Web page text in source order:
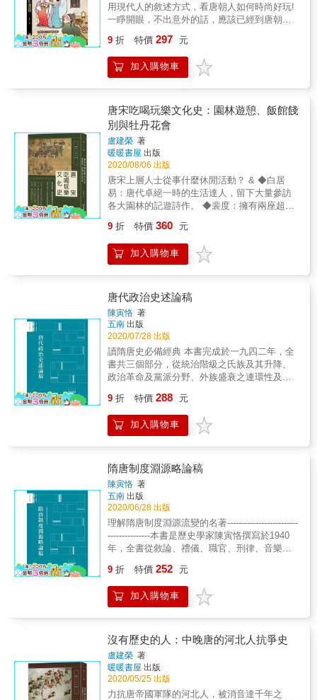
用現代人的敘述方式，看唐朝人如何時尚好玩!
一睜開眼，不出意外的話，應該已經到唐朝
點呆滯，怎麼跟古裝劇裡演的不太一樣?
9 折 特價 297 元
加入購物車
唐宋吃喝玩樂文化史：園林遊憩、飯館餞
別與牡丹花會
盧建榮 著
暖暖書屋 出版
2020/08/06 出版
唐宋上層人士從事什麼休閒活動？ & ◆白居
易：唐代卓絕一時的生活達人，留下大量參訪
各大園林的記遊詩作。 ◆裴度：擁有兩座超級
私園。 ◆歐陽修：愛上京師館子的饕家。《洛
陽牡丹記》記錄了百花之王牡丹花的花譜和花
會的流行文化。 ◆李格非：《洛陽名園記》勾
刷的興起，以及中國式的勵志話語。 & 唐宋文
化是延續一體的，中國美食餐館不但比西方早
八百年，唐代士族生活上的享受，還不只飲饌
一項而已，他們對宅第高規格的需求，更是所
費不貲，但瘋狂追求不已，才有園林豪宅居住
文化的產生，它還附帶有牡丹花文化。 & 本書
談唐宋搢紳人士在園林、飯館以及牡丹花會的
文化，研究這一群文化／政治菁英在文化品味
上屬於大傳統，他們以追求住有園林豪宅，吃
牡丹花，好在花季時驕其友朋等，為其人生目
標。 & 園林文化不同於過往學者研究的建築美
學，而是注重園林主平日起居生活的日常性，
治意涵。而園林中擁有一朵嬌豔無匹的極品牡
丹花，要價五千錢！進門賞花的門票則從數十
錢到上百錢不等。園林主要投資栽植一棵極品
牡丹，需要僱用數名花探子入山採集異種牡丹
花樹，數名嫁接農藝專家，還有若干位園丁，
以及一小隊護院安全人員。光是這樣的人事開
銷，帝國中唯有少數權勢者才有可能。 & 飯館
別序」各文，發現有飯館的踪跡，破解了中國
美食誕生地的飯館所在。八世紀八○、九○年
代，唐長安、洛陽兩京，加上汴梁城，這三城
美食。此前貴族比起平民在用餐上，只是菜色
豐富和餐食量多，烹飪方式大同小異。現在，
飯館的食物在味覺上大為講究，這是中國高級
美食誕生伊始。 & 這群統治菁英在食、住、以
及花文化上如此講究，自然造就了唐宋時代貴
9 折 特價 360 元
加入購物車
唐代政治史述論稿
陳寅恪 著
五南 出版
2020/07/28 出版
讀隋唐史必備經典 本書完成於一九四二年，全
書共三個部分，從統治階級之氏族及其升降、
政治革命及黨派分野、外族盛衰之連環性及外
過史實個案的考證，揭示一代歷史內在的本質
和規律，「在史中求史識」「通古今之變」。
書中獨創「關隴集團」、「關中本位政策」等
「隋唐五代史的研究亦以陳寅恪先生的貢獻為
最大，他撰有《隋唐制度淵源略論稿》一冊，
《唐代政治史述論稿》二書對於唐代政治的來
源及其演變均有獨到的見解，為近年史學上的
兩本巨著。」 書末附錄：〈論唐高祖稱臣於突
厥事〉〈 論隋末唐初所謂「山東豪傑」〉二
文，寫於《隋唐制度淵源略論稿》及《唐代政
治史述論稿》之後，為其延續，在「山東集
團」及唐與突厥關係的觀點上作更詳細的疏
9 折 特價 288 元
加入購物車
隋唐制度淵源略論稿
陳寅恪 著
五南 出版
2020/06/28 出版
理解隋唐制度淵源流變的名著-------------------------
---------------本書是歷史學家陳寅恪撰寫於1940
年，全書從敘論、禮儀、職官、刑律、音樂、
制度的歷史因素及流變，上溯漢魏南北朝、推
綱挈領地說明中古歷史衍化變遷的脈絡。是研
究中國中古史的必讀之作。顧頡剛認為「隋唐
政治史述論稿》二書對於唐代政治的來源及其
演變均有獨到的見解，為近年史學上的兩本巨
著。」
9 折 特價 252 元
加入購物車
沒有歷史的人：中晚唐的河北人抗爭史
盧建榮 著
暖暖書屋 出版
2020/05/25 出版
力抗唐帝國軍隊的河北人，被消音達千年之